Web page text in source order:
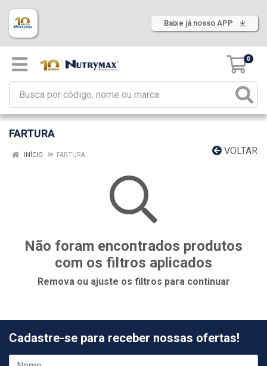
Baixe já nosso APP
0
FARTURA
VOLTAR
INÍCIO FARTURA
Não foram encontrados produtos
com os filtros aplicados
Remova ou ajuste os filtros para continuar
Cadastre-se para receber nossas ofertas!